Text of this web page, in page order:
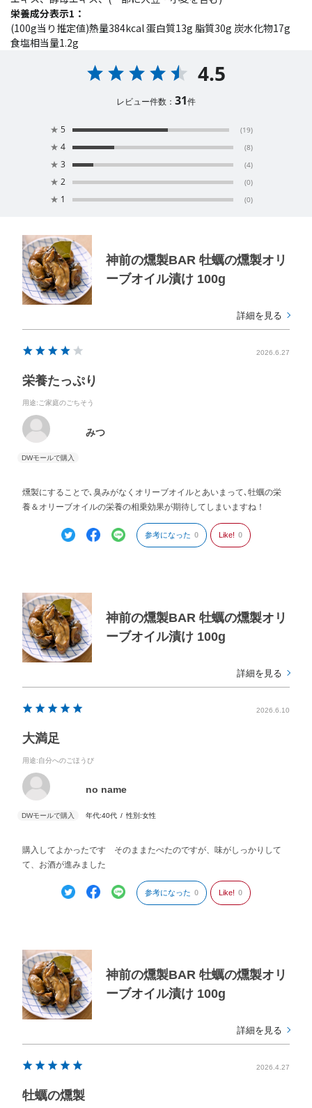
栄養成分表示1：
(100g当り推定値)熱量384kcal 蛋白質13g 脂質30g 炭水化物17g
食塩相当量1.2g
4.5
レビュー件数： 31件
★ 5 (19)
★ 4 (8)
★ 3 (4)
★ 2 (0)
★ 1 (0)
神前の燻製BAR 牡蠣の燻製オリ
ーブオイル漬け 100g
詳細を見る
2026.6.27
栄養たっぷり
用途:ご家庭のごちそう
みつ
燻製にすることで､臭みがなくオリーブオイルとあいまって､牡蠣の栄
養＆オリーブオイルの栄養の相乗効果が期待してしまいますね！
参考になった 0 Like! 0
神前の燻製BAR 牡蠣の燻製オリ
ーブオイル漬け 100g
詳細を見る
2026.6.10
大満足
用途:自分へのごほうび
no name
年代:40代 性別:女性
購入してよかったです そのままたべたのですが、味がしっかりして
て、お酒が進みました
参考になった 0 Like! 0
神前の燻製BAR 牡蠣の燻製オリ
ーブオイル漬け 100g
詳細を見る
2026.4.27
牡蠣の燻製